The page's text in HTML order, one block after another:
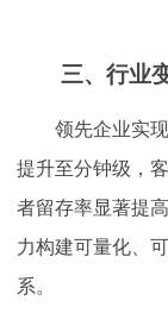
三、行业
领先企业实
提升至分钟级，
者留存率显著提
力构建可量化、
系。